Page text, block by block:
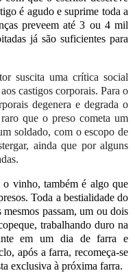
é agudo e suprime toda a
preveem até 3 ou 4 mil
já são suficientes para
suscita uma crítica social
castigos corporais. Para o
degenera e degrada o
que o preso cometa um
soldado, com o escopo de
ainda que por alguns
vinho, também é algo que
Toda a bestialidade do
passam, um ou dois
trabalhando duro na
em um dia de farra e
após a farra, recomeça-se
exclusiva à próxima farra.